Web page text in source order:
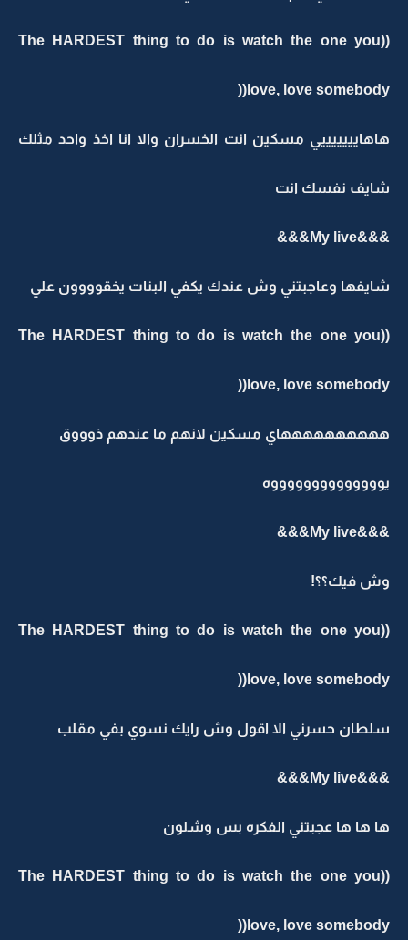
((The HARDEST thing to do is watch the one you
love, love somebody((
هاهايييييييي مسكين انت الخسران والا انا اخذ واحد مثلك
شايف نفسك انت
&&&My live&&&
شايفها وعاجبتني وش عندك يكفي البنات يخقوووون علي
((The HARDEST thing to do is watch the one you
love, love somebody((
ههههههههههاي مسكين لانهم ما عندهم ذوووق
يووووووووووووووه
&&&My live&&&
وش فيك؟؟!
((The HARDEST thing to do is watch the one you
love, love somebody((
سلطان حسرني الا اقول وش رايك نسوي بفي مقلب
&&&My live&&&
ها ها ها عجبتني الفكره بس وشلون
((The HARDEST thing to do is watch the one you
love, love somebody((